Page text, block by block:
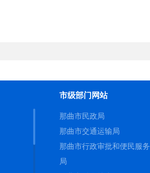
防护建设发展、人民防空
划。拟订人民防空工作的
产，负责人民防空建设标
建设等工作。
市级部门网站
那曲市民政局
那曲市交通运输局
那曲市行政审批和便民服务
局